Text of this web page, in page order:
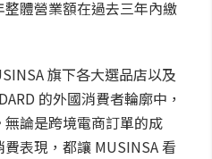
體營業額在過去三年內繳
旗下各大選品店以及
的外國消費者輪廓中，
論是跨境電商訂單的成
表現，都讓 MUSINSA 看